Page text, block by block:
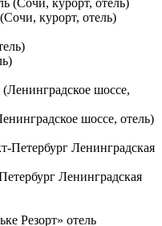
курорт, отель)
шоссе, отель)
Ленинградская